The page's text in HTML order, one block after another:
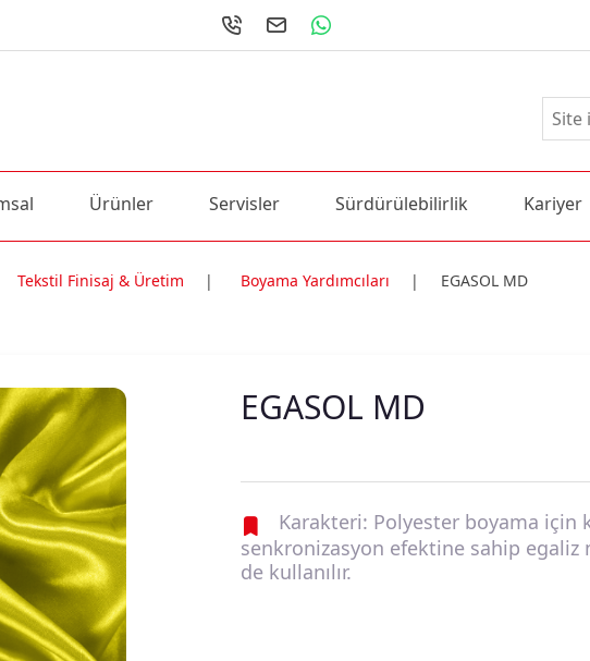
Ürünler Servisler Sürdürülebilirlik Kariyer
Tekstil Finisaj & Üretim | Boyama Yardımcıları | EGASOL MD
EGASOL MD
Karakteri: Polyester boyama için
senkronizasyon efektine sahip
de kullanılır.